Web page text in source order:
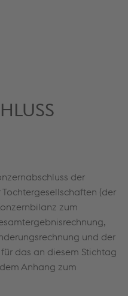
der
(der
zum
und der
das an diesem Stichtag
Anhang zum